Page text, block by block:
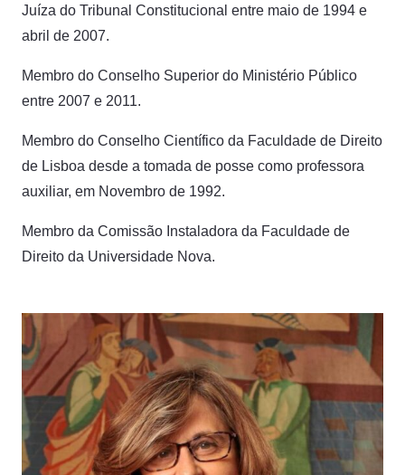
Juíza do Tribunal Constitucional entre maio de 1994 e
abril de 2007.
Membro do Conselho Superior do Ministério Público
entre 2007 e 2011.
Membro do Conselho Científico da Faculdade de Direito
de Lisboa desde a tomada de posse como professora
auxiliar, em Novembro de 1992.
Membro da Comissão Instaladora da Faculdade de
Direito da Universidade Nova.